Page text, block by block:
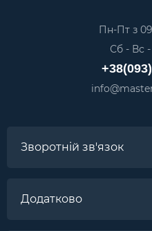
Пн-Пт з
Сб - Вс
Зворотній зв'язок
Додатково